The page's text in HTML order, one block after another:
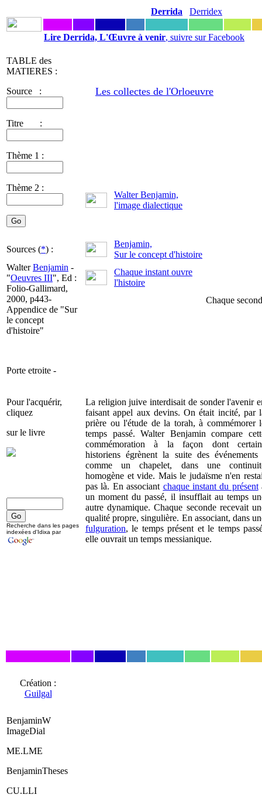
Derrida Derridex
Lire Derrida, L'Œuvre à venir, suivre sur Facebook
TABLE des
MATIERES :
Source :
Titre :
Thème 1 :
Thème 2 :
Les collectes de l'Orloeuvre
Walter Benjamin,
l'image dialectique
Sources (*) :
Benjamin,
Sur le concept d'histoire
WalterBenjamin -
"Oeuvres III", Ed :
Folio-Gallimard,
2000, p443-
Appendice de "Sur
le concept
d'histoire"
Porte etroite -
Chaque instant ouvre
l'histoire
Chaque
Pour l'acquérir,
cliquez
sur le livre
La religion juive interdisait de sonder l'avenir
faisant appel aux devins. On était incité, par
prière ou l'étude de la torah, à commémorer
temps passé. Walter Benjamin compare
commémoration à la façon dont
historiens égrènent la suite des
comme un chapelet, dans une
homogène et vide. Mais le judaïsme n'en
pas là. En associant chaque instant du présent
un moment du passé, il insufflait au temps
autre dynamique. Chaque seconde recevait
qualité propre, singulière. En associant, dans
fulguration, le temps présent et le temps
elle ouvrait un temps messianique.
Recherche dans les pages
indexées d'Idixa par
Création :
Guilgal
BenjaminW
ImageDial
ME.LME
BenjaminTheses
CU.LLI